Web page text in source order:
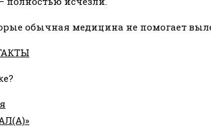
обычная медицина не помогает